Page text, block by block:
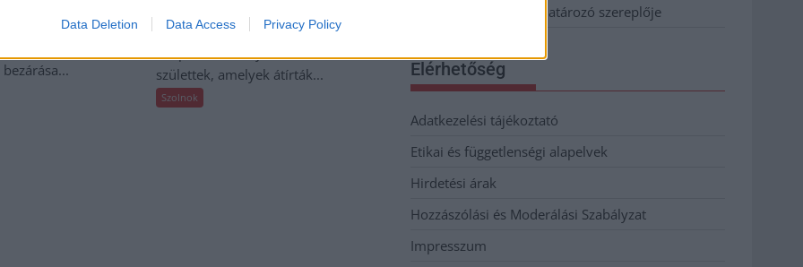
Data Deletion Data Access Privacy Policy
azoknak a
állomások csütörtökön: több
településen is olyan értékek
születtek, amelyek átírták...
Szolnok
kerékpárgyártás meghatározó szereplője
Elérhetőség
Adatkezelési tájékoztató
Etikai és függetlenségi alapelvek
Hirdetési árak
Hozzászólási és Moderálási Szabályzat
Impresszum